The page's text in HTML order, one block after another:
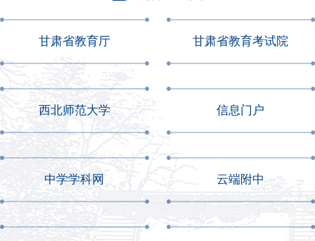
甘肃省教育厅 甘肃省教育考试院
西北师范大学 信息门户
中学学科网 云端附中